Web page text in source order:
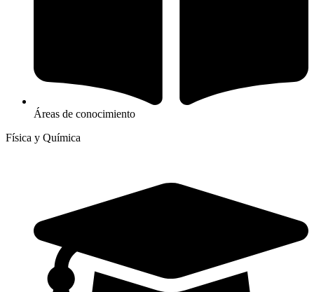
Áreas de conocimiento
Física y Química